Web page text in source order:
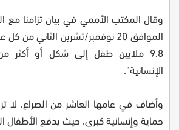
وقال المكتب الأممي في بيان تزامنا مع
الموافق 20 نوفمبر/تشرين الثاني
9.8 ملايين طفل إلى شكل أو أكثر
الإنسانية".
وأضاف في عامها العاشر من الصراع، لا
حماية وإنسانية كبرى، حيث يدفع الأطفال